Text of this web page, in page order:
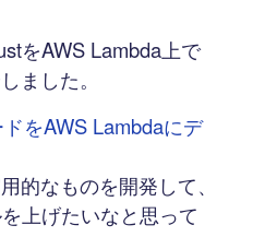
をAWS Lambda上で
ました。
をAWS Lambdaにデ
的なものを開発して、
上げたいなと思って